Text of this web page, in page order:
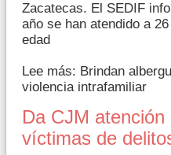
Zacatecas. El SEDIF
año se han atendido a
edad
Lee más: Brindan
violencia intrafamiliar
Da CJM
víctimas de